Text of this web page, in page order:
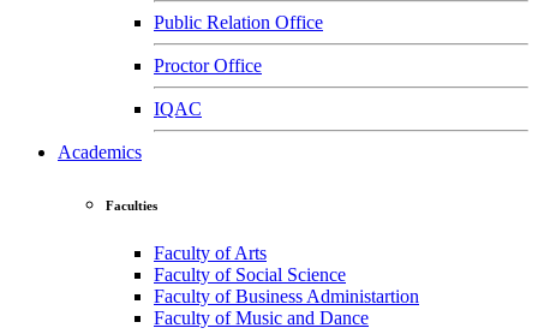
Public Relation Office
Proctor Office
IQAC
Academics
Faculties
Faculty of Arts
Faculty of Social Science
Faculty of Business Administartion
Faculty of Music and Dance